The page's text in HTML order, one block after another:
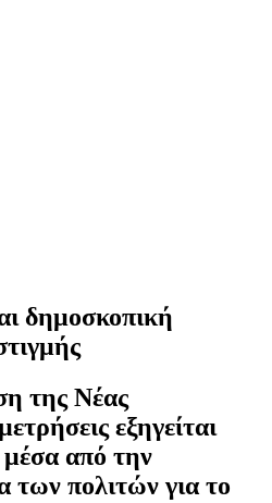
δημοσκοπική
της Νέας
εξηγείται
μέσα από την
των πολιτών για το